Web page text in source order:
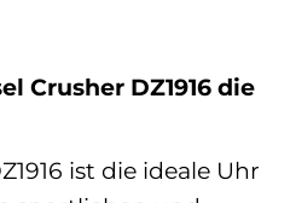
Crusher DZ1916 die
ist die ideale Uhr